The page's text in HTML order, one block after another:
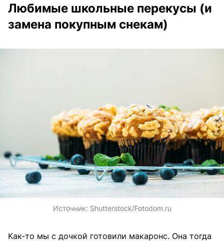
Любимые школьные перекусы (и
замена покупным снекам)
Источник: Shutterstock/Fotodom.ru
Как-то мы с дочкой готовили макаронс. Она тогда